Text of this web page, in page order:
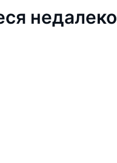
недалеко